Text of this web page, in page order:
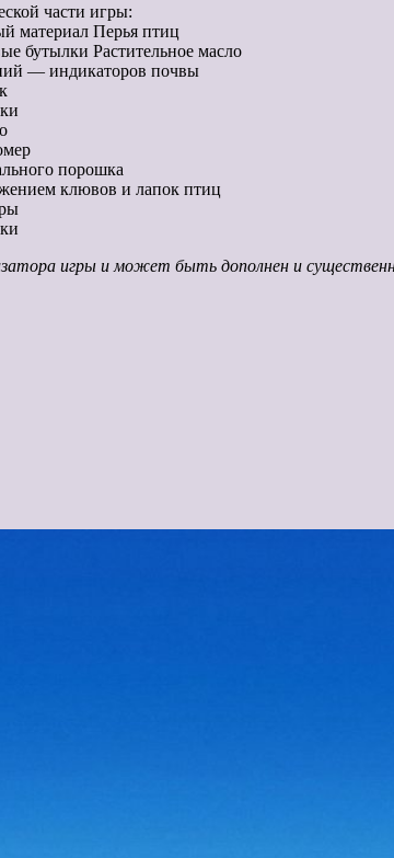
части игры:
материал Перья птиц
бутылки Растительное масло
— индикаторов почвы
порошка
клювов и лапок птиц
игры и может быть дополнен и